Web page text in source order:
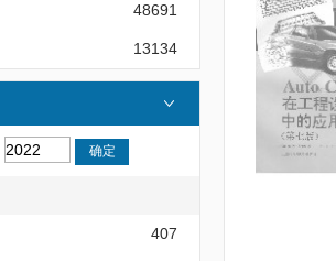
48691
13134
407